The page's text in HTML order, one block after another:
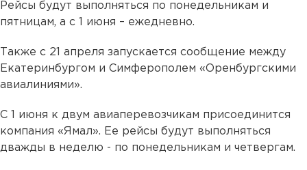
Рейсы будут выполняться по понедельникам и
пятницам, а с 1 июня – ежедневно.
Также с 21 апреля запускается сообщение между
Екатеринбургом и Симферополем «Оренбургскими
авиалиниями».
С 1 июня к двум авиаперевозчикам присоединится
компания «Ямал». Ее рейсы будут выполняться
дважды в неделю - по понедельникам и четвергам.